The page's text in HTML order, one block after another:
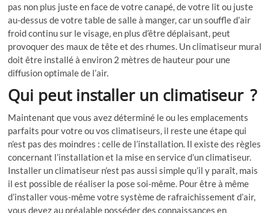
pas non plus juste en face de votre canapé, de votre lit ou juste
au-dessus de votre table de salle à manger, car un souffle d’air
froid continu sur le visage, en plus d’être déplaisant, peut
provoquer des maux de tête et des rhumes. Un climatiseur mural
doit être installé à environ 2 mètres de hauteur pour une
diffusion optimale de l’air.
Qui peut installer un climatiseur ?
Maintenant que vous avez déterminé le ou les emplacements
parfaits pour votre ou vos climatiseurs, il reste une étape qui
n’est pas des moindres : celle de l’installation. Il existe des règles
concernant l’installation et la mise en service d’un climatiseur.
Installer un climatiseur n’est pas aussi simple qu’il y paraît, mais
il est possible de réaliser la pose soi-même. Pour être à même
d’installer vous-même votre système de rafraichissement d’air,
vous devez au préalable posséder des connaissances en